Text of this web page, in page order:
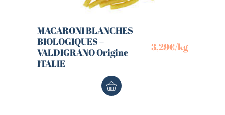
MACARONI BLANCHES
BIOLOGIQUES –
VALDIGRANO Origine
ITALIE
3,29€/kg